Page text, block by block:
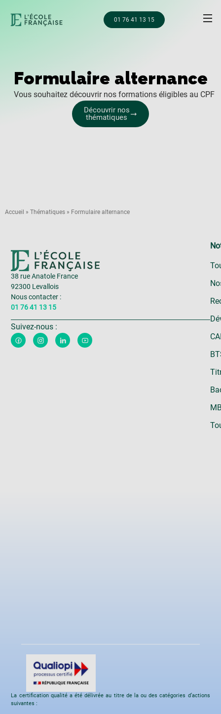
01 76 41 13 15
Formulaire alternance
Vous souhaitez découvrir nos formations éligibles au CPF
Découvrir nos
thématiques
Accueil » Thématiques » Formulaire alternance
38 rue Anatole France
92300 Levallois
Nous contacter :
01 76 41 13 15
Suivez-nous :
La certification qualité a été délivrée au titre de la ou des catégories d’actions
suivantes :